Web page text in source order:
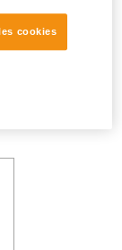
cookies